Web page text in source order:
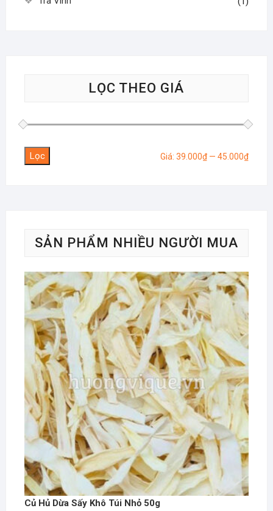
LỌC THEO GIÁ
Giá
Giá
Lọc Giá:39.000₫ —45.000₫
SẢN PHẨM NHIỀU NGƯỜI MUA
Củ Hủ Dừa Sấy Khô Túi Nhỏ 50g